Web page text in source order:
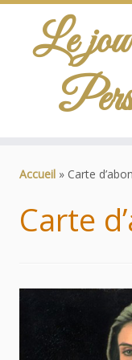
Le
Accueil » Carte
Carte